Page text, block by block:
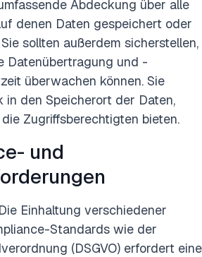
Abdeckung über alle
denen Daten gespeichert oder
sollten außerdem sicherstellen,
Datenübertragung und -
überwachen können. Sie
in den Speicherort der Daten,
Zugriffsberechtigten bieten.
und
Die Einhaltung verschiedener
Standards wie der
(DSGVO) erfordert eine